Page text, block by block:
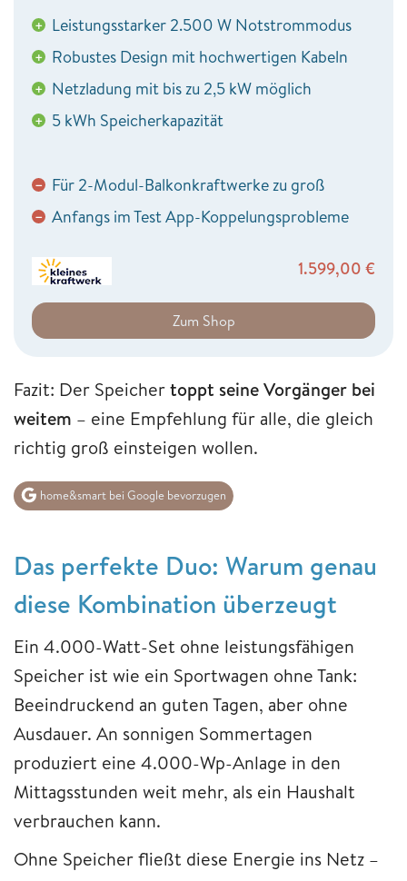
+ Leistungsstarker 2.500 W Notstrommodus
+ Robustes Design mit hochwertigen Kabeln
+ Netzladung mit bis zu 2,5 kW möglich
+ 5 kWh Speicherkapazität
− Für 2-Modul-Balkonkraftwerke zu groß
− Anfangs im Test App-Koppelungsprobleme
1.599,00 €
Zum Shop
Fazit: Der Speichertoppt seine Vorgänger bei
weitem – eine Empfehlung für alle, die gleich
richtig groß einsteigen wollen.
home&smart bei Google bevorzugen
Das perfekte Duo: Warum genau
diese Kombination überzeugt
Ein 4.000-Watt-Set ohne leistungsfähigen
Speicher ist wie ein Sportwagen ohne Tank:
Beeindruckend an guten Tagen, aber ohne
Ausdauer. An sonnigen Sommertagen
produziert eine 4.000-Wp-Anlage in den
Mittagsstunden weit mehr, als ein Haushalt
verbrauchen kann.
Ohne Speicher fließt diese Energie ins Netz –